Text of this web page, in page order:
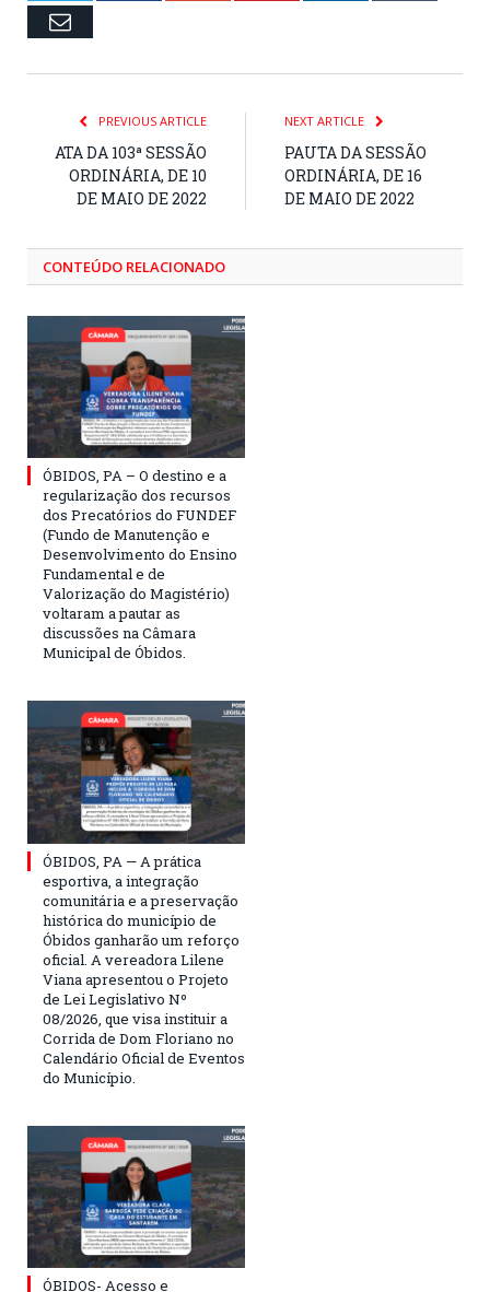
Email
PREVIOUS ARTICLE
ATA DA 103ª SESSÃO
ORDINÁRIA, DE 10
DE MAIO DE 2022
NEXT ARTICLE
PAUTA DA SESSÃO
ORDINÁRIA, DE 16
DE MAIO DE 2022
CONTEÚDO RELACIONADO
ÓBIDOS, PA – O destino e a
regularização dos recursos
dos Precatórios do FUNDEF
(Fundo de Manutenção e
Desenvolvimento do Ensino
Fundamental e de
Valorização do Magistério)
voltaram a pautar as
discussões na Câmara
Municipal de Óbidos.
ÓBIDOS, PA — A prática
esportiva, a integração
comunitária e a preservação
histórica do município de
Óbidos ganharão um reforço
oficial. A vereadora Lilene
Viana apresentou o Projeto
de Lei Legislativo Nº
08/2026, que visa instituir a
Corrida de Dom Floriano no
Calendário Oficial de Eventos
do Município.
ÓBIDOS- Acesso e